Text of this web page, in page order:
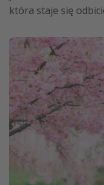
która staje się